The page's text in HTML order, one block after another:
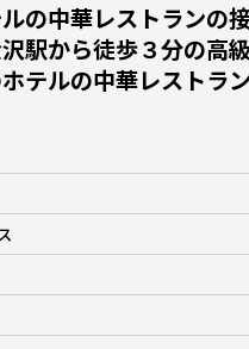
の中華レストランの
駅から徒歩３分の高
テルの中華レストラ